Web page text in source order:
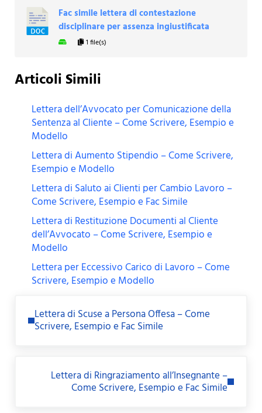
Fac simile lettera di contestazione
disciplinare per assenza ingiustificata
1 file(s)
Articoli Simili
Lettera dell’Avvocato per Comunicazione della
Sentenza al Cliente – Come Scrivere, Esempio e
Modello
Lettera di Aumento Stipendio – Come Scrivere,
Esempio e Modello
Lettera di Saluto ai Clienti per Cambio Lavoro –
Come Scrivere, Esempio e Fac Simile
Lettera di Restituzione Documenti al Cliente
dell’Avvocato – Come Scrivere, Esempio e
Modello
Lettera per Eccessivo Carico di Lavoro – Come
Scrivere, Esempio e Modello
Lettera di Scuse a Persona Offesa – Come
Scrivere, Esempio e Fac Simile
Lettera di Ringraziamento all’Insegnante –
Come Scrivere, Esempio e Fac Simile